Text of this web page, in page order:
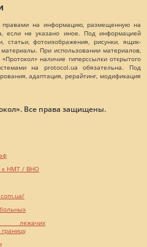
правами на информацию, размещенную на
если не указано иное. Под информацией
статьи, фотоизображения, рисунки, ящик-
При использовании материалов,
наличие гиперссылки открытого
на protocol.ua обязательна. Под
адаптация, рерайтинг, модификация
Все права защищены.
к НМТ / ВНО
лежачих